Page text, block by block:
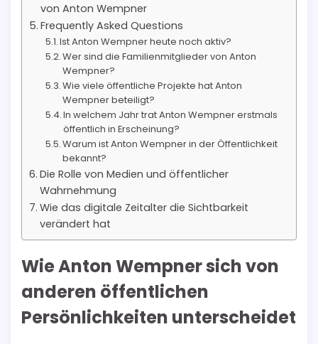
von Anton Wempner
Frequently Asked Questions
Ist Anton Wempner heute noch aktiv?
Wer sind die Familienmitglieder von Anton
Wempner?
Wie viele öffentliche Projekte hat Anton
Wempner beteiligt?
In welchem Jahr trat Anton Wempner erstmals
öffentlich in Erscheinung?
Warum ist Anton Wempner in der Öffentlichkeit
bekannt?
Die Rolle von Medien und öffentlicher
Wahrnehmung
Wie das digitale Zeitalter die Sichtbarkeit
verändert hat
Wie Anton Wempner sich von
anderen öffentlichen
Persönlichkeiten unterscheidet